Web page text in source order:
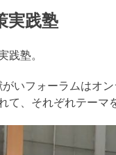
実践塾
践塾。
いフォーラムはオ
て、それぞれテーマ